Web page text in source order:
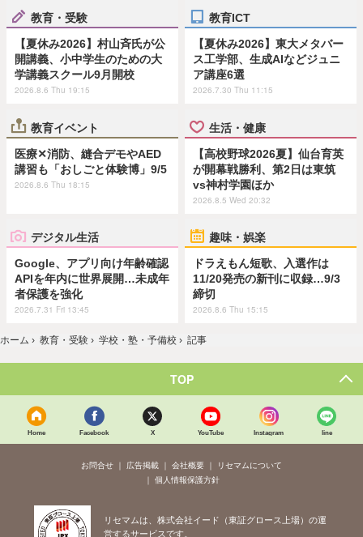
教育・受験
【夏休み2026】村山斉氏が公
開講義、小中学生のための大
学講義スクール9月開校
2026.8.6 Thu 19:15
教育ICT
【夏休み2026】東大メタバー
ス工学部、生成AIなどジュニ
ア講座6選
2026.7.30 Thu 11:15
教育イベント
医療✕消防、縫合デモやAED
講習も「おしごと体験博」9/5
2026.8.6 Thu 18:15
生活・健康
【高校野球2026夏】仙台育英
が開幕戦勝利、第2日は東筑
vs神村学園ほか
2026.8.5 Wed 20:32
デジタル生活
Google、アプリ向け年齢確認
APIを年内に世界展開…未成年
者保護を強化
2026.7.31 Fri 13:45
趣味・娯楽
ドラえもん短歌、入選作は
11/20発売の新刊に収録…9/3
締切
2026.8.6 Thu 15:15
ホーム › 教育・受験 › 学校・塾・予備校 › 記事
TOP
Home Facebook X YouTube Instagram line
お問合せ 広告掲載 会社概要
リセマムについて
個人情報保護方針
リセマムは、株式会社イード（東証グロース上場）の運
営するサービスです。